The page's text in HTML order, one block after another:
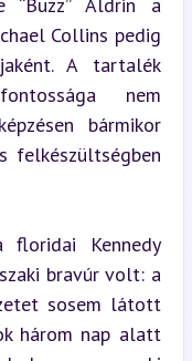
Collins pedig
A tartalék
nem
bármikor
felkészültségben
Kennedy
bravúr volt: a
sosem látott
három nap alatt